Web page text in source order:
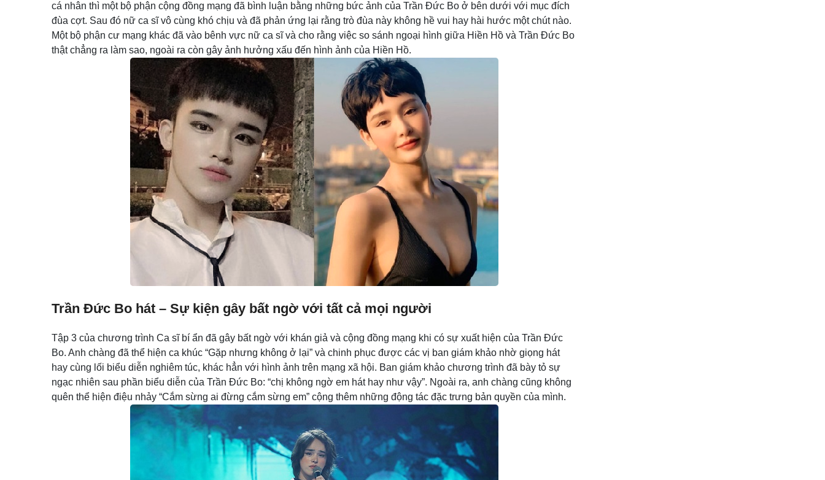
cá nhân thì một bộ phận cộng đồng mạng đã bình luận bằng những bức ảnh của Trần Đức Bo ở bên dưới với mục đích
đùa cợt. Sau đó nữ ca sĩ vô cùng khó chịu và đã phản ứng lại rằng trò đùa này không hề vui hay hài hước một chút nào.
Một bộ phận cư mạng khác đã vào bênh vực nữ ca sĩ và cho rằng việc so sánh ngoại hình giữa Hiền Hồ và Trần Đức Bo
thật chẳng ra làm sao, ngoài ra còn gây ảnh hưởng xấu đến hình ảnh của Hiền Hồ.
Trần Đức Bo hát – Sự kiện gây bất ngờ với tất cả mọi người
Tập 3 của chương trình Ca sĩ bí ẩn đã gây bất ngờ với khán giả và cộng đồng mạng khi có sự xuất hiện của Trần Đức
Bo. Anh chàng đã thể hiện ca khúc “Gặp nhưng không ở lại” và chinh phục được các vị ban giám khảo nhờ giọng hát
hay cùng lối biểu diễn nghiêm túc, khác hẳn với hình ảnh trên mạng xã hội. Ban giám khảo chương trình đã bày tỏ sự
ngạc nhiên sau phần biểu diễn của Trần Đức Bo: “chị không ngờ em hát hay như vậy”. Ngoài ra, anh chàng cũng không
quên thể hiện điệu nhảy “Cắm sừng ai đừng cắm sừng em” cộng thêm những động tác đặc trưng bản quyền của mình.